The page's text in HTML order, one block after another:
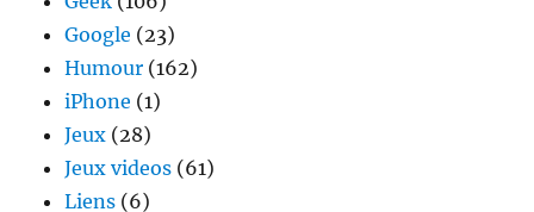
Google (23)
Humour (162)
iPhone (1)
Jeux (28)
Jeux videos (61)
Liens (6)